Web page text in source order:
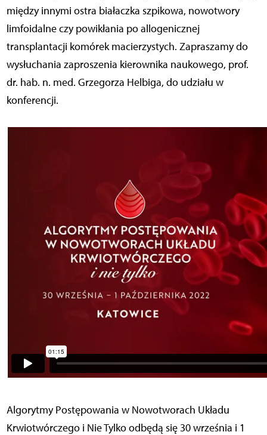
między innymi ostra białaczka szpikowa, nowotwory
limfoidalne czy powikłania po allogenicznej
transplantacji komórek macierzystych. Zapraszamy do
wysłuchania zaproszenia kierownika naukowego, prof.
dr. hab. n. med. Grzegorza Helbiga, do udziału w
konferencji.
Algorytmy Postępowania w Nowotworach Układu
Krwiotwórczego i Nie Tylko odbędą się 30 września i 1